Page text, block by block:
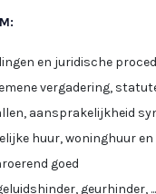
en juridische
vergadering,
aansprakelijkheid
huur, woninghuur
goed
geurhinder, ...